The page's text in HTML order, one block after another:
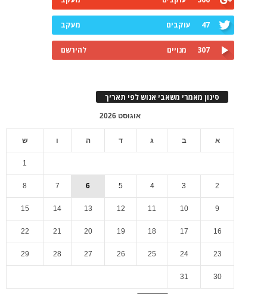
47 עוקבים מעקב
307 מנויים להירשם
סינון מאמרי משאבי אנוש לפי תאריך
אוגוסט 2026
א ב ג ד ה ו ש
1
2
3
4
5
6
7
8
9
10
11
12
13
14
15
16
17
18
19
20
21
22
23
24
25
26
27
28
29
30
31